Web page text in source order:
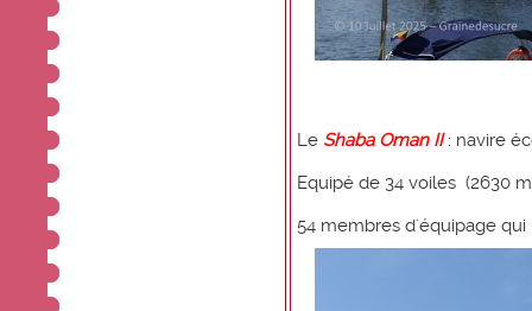
Le Shaba Oman II: navire
Equipé de 34 voiles (2630
54 membres d'équipage